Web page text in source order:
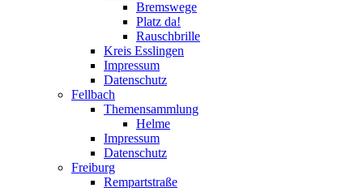
Bremswege
Platz da!
Rauschbrille
Kreis Esslingen
Impressum
Datenschutz
Fellbach
Themensammlung
Helme
Impressum
Datenschutz
Freiburg
Rempartstraße